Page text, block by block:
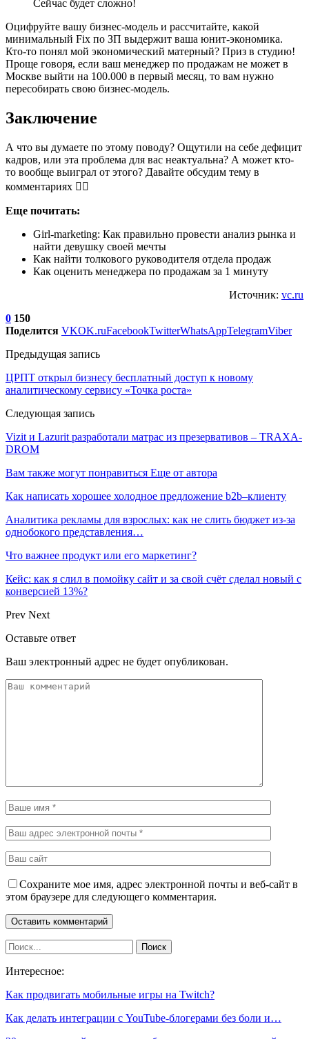
Сейчас будет сложно!
Оцифруйте вашу бизнес-модель и рассчитайте, какой
минимальный Fix по ЗП выдержит ваша юнит-экономика.
Кто-то понял мой экономический матерный? Приз в студию!
Проще говоря, если ваш менеджер по продажам не может в
Москве выйти на 100.000 в первый месяц, то вам нужно
пересобирать свою бизнес-модель.
Заключение
А что вы думаете по этому поводу? Ощутили на себе дефицит
кадров, или эта проблема для вас неактуальна? А может кто-
то вообще выиграл от этого? Давайте обсудим тему в
комментариях 👇🏻
Еще почитать:
Girl-marketing: Как правильно провести анализ рынка и
найти девушку своей мечты
Как найти толкового руководителя отдела продаж
Как оценить менеджера по продажам за 1 минуту
Источник: vc.ru
0 150
Поделится VKOK.ruFacebookTwitterWhatsAppTelegramViber
Предыдущая запись
ЦРПТ открыл бизнесу бесплатный доступ к новому
аналитическому сервису «Точка роста»
Следующая запись
Vizit и Lazurit разработали матрас из презервативов – TRAXA-
DROM
Вам также могут понравиться Еще от автора
Как написать хорошее холодное предложение b2b–клиенту
Аналитика рекламы для взрослых: как не слить бюджет из-за
однобокого представления…
Что важнее продукт или его маркетинг?
Кейс: как я слил в помойку сайт и за свой счёт сделал новый с
конверсией 13%?
Prev Next
Оставьте ответ
Ваш электронный адрес не будет опубликован.
Сохраните мое имя, адрес электронной почты и веб-сайт в
этом браузере для следующего комментария.
Интересное:
Как продвигать мобильные игры на Twitch?
Как делать интеграции с YouTube-блогерами без боли и…